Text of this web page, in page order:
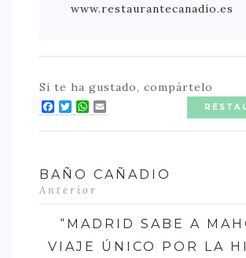
www.restaurantecanadio.es
Si te ha gustado, compártelo
Facebook
Twitter
WhatsApp
BAÑO CAÑADIO
Anterior
“MADRID SABE A
VIAJE ÚNICO POR LA